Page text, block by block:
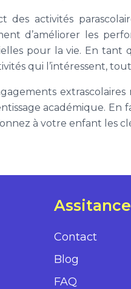
des activités
d’améliorer les
pour la vie. En tant
qui l’intéressent,
académique.
à votre enfant les
Assitance
Contact
Blog
FAQ